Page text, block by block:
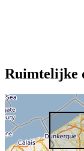
Ruimtelijke